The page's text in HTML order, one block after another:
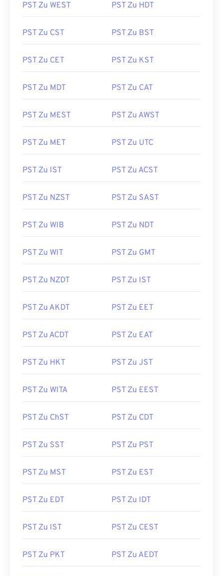
PST Zu WEST PST Zu HDT
PST Zu CST PST Zu BST
PST Zu CET PST Zu KST
PST Zu MDT PST Zu CAT
PST Zu MEST PST Zu AWST
PST Zu MET PST Zu UTC
PST Zu IST PST Zu ACST
PST Zu NZST PST Zu SAST
PST Zu WIB PST Zu NDT
PST Zu WIT PST Zu GMT
PST Zu NZDT PST Zu IST
PST Zu AKDT PST Zu EET
PST Zu ACDT PST Zu EAT
PST Zu HKT PST Zu JST
PST Zu WITA PST Zu EEST
PST Zu ChST PST Zu CDT
PST Zu SST PST Zu PST
PST Zu MST PST Zu EST
PST Zu EDT PST Zu IDT
PST Zu IST PST Zu CEST
PST Zu PKT PST Zu AEDT